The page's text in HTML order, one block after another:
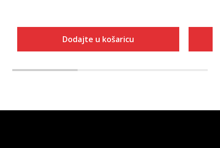
Dodajte u košaricu